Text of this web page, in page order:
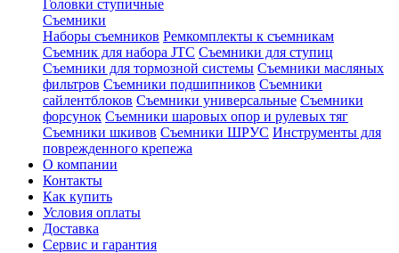
Головки ступичные
Съемники
Наборы съемников Ремкомплекты к съемникам
Съемник для набора JTC Съемники для ступиц
Съемники для тормозной системы Съемники масляных
фильтров Съемники подшипников Съемники
сайлентблоков Съемники универсальные Съемники
форсунок Съемники шаровых опор и рулевых тяг
Съемники шкивов Съемники ШРУС Инструменты для
поврежденного крепежа
О компании
Контакты
Как купить
Условия оплаты
Доставка
Сервис и гарантия